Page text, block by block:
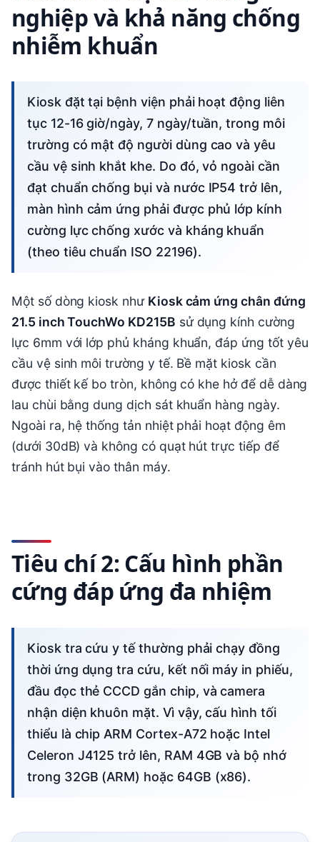
nghiệp và khả năng chống
nhiễm khuẩn
Kiosk đặt tại bệnh viện phải hoạt động liên
tục 12-16 giờ/ngày, 7 ngày/tuần, trong môi
trường có mật độ người dùng cao và yêu
cầu vệ sinh khắt khe. Do đó, vỏ ngoài cần
đạt chuẩn chống bụi và nước IP54 trở lên,
màn hình cảm ứng phải được phủ lớp kính
cường lực chống xước và kháng khuẩn
(theo tiêu chuẩn ISO 22196).
Một số dòng kiosk như Kiosk cảm ứng chân đứng
21.5 inch TouchWo KD215B sử dụng kính cường
lực 6mm với lớp phủ kháng khuẩn, đáp ứng tốt yêu
cầu vệ sinh môi trường y tế. Bề mặt kiosk cần
được thiết kế bo tròn, không có khe hở để dễ dàng
lau chùi bằng dung dịch sát khuẩn hàng ngày.
Ngoài ra, hệ thống tản nhiệt phải hoạt động êm
(dưới 30dB) và không có quạt hút trực tiếp để
tránh hút bụi vào thân máy.
Tiêu chí 2: Cấu hình phần
cứng đáp ứng đa nhiệm
Kiosk tra cứu y tế thường phải chạy đồng
thời ứng dụng tra cứu, kết nối máy in phiếu,
đầu đọc thẻ CCCD gắn chip, và camera
nhận diện khuôn mặt. Vì vậy, cấu hình tối
thiểu là chip ARM Cortex-A72 hoặc Intel
Celeron J4125 trở lên, RAM 4GB và bộ nhớ
trong 32GB (ARM) hoặc 64GB (x86).